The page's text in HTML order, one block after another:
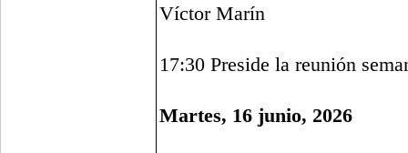
Víctor Marín
17:30 Preside la reunión
Martes, 16 junio, 2026